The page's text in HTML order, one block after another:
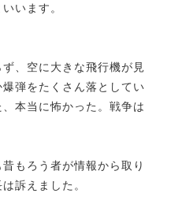
います。
ず、空に大きな飛行機が見
弾をたくさん落としてい
本当に怖かった。戦争は
もろう者が情報から取り
訴えました。